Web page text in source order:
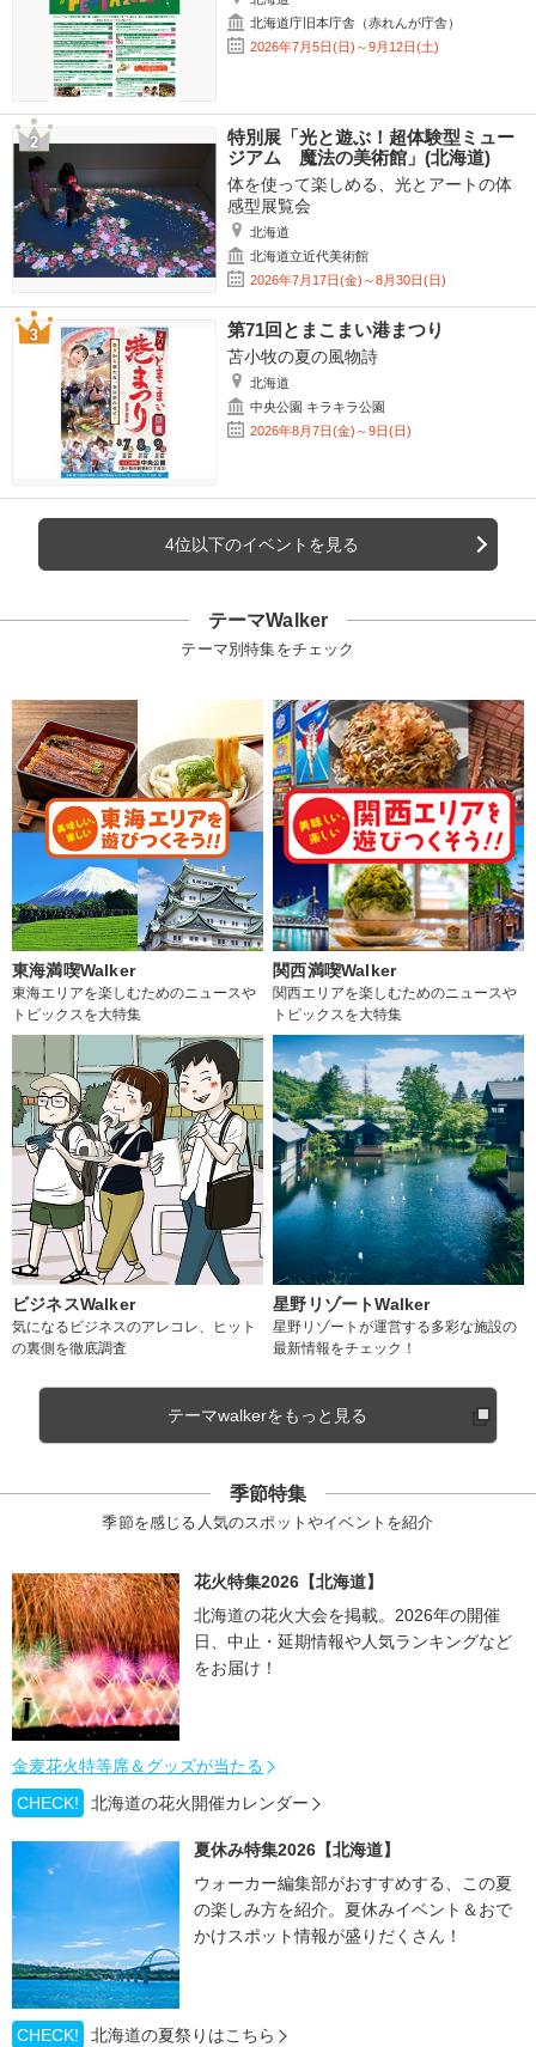
北海道庁旧本庁舎（赤れんが庁舎）
2026年7月5日(日)～9月12日(土)
特別展「光と遊ぶ！超体験型ミュー
ジアム 魔法の美術館」(北海道)
体を使って楽しめる、光とアートの体
感型展覧会
北海道
北海道立近代美術館
2026年7月17日(金)～8月30日(日)
第71回とまこまい港まつり
苫小牧の夏の風物詩
北海道
中央公園 キラキラ公園
2026年8月7日(金)～9日(日)
4位以下のイベントを見る
テーマWalker
テーマ別特集をチェック
東海満喫Walker
東海エリアを楽しむためのニュースや
トピックスを大特集
関西満喫Walker
関西エリアを楽しむためのニュースや
トピックスを大特集
ビジネスWalker
気になるビジネスのアレコレ、ヒット
の裏側を徹底調査
星野リゾートWalker
星野リゾートが運営する多彩な施設の
最新情報をチェック！
テーマwalkerをもっと見る
季節特集
季節を感じる人気のスポットやイベントを紹介
花火特集2026【北海道】
北海道の花火大会を掲載。2026年の開催
日、中止・延期情報や人気ランキングなど
をお届け！
金麦花火特等席＆グッズが当たる
CHECK!
北海道の花火開催カレンダー
夏休み特集2026【北海道】
ウォーカー編集部がおすすめする、この夏
の楽しみ方を紹介。夏休みイベント＆おで
かけスポット情報が盛りだくさん！
CHECK! 北海道の夏祭りはこちら